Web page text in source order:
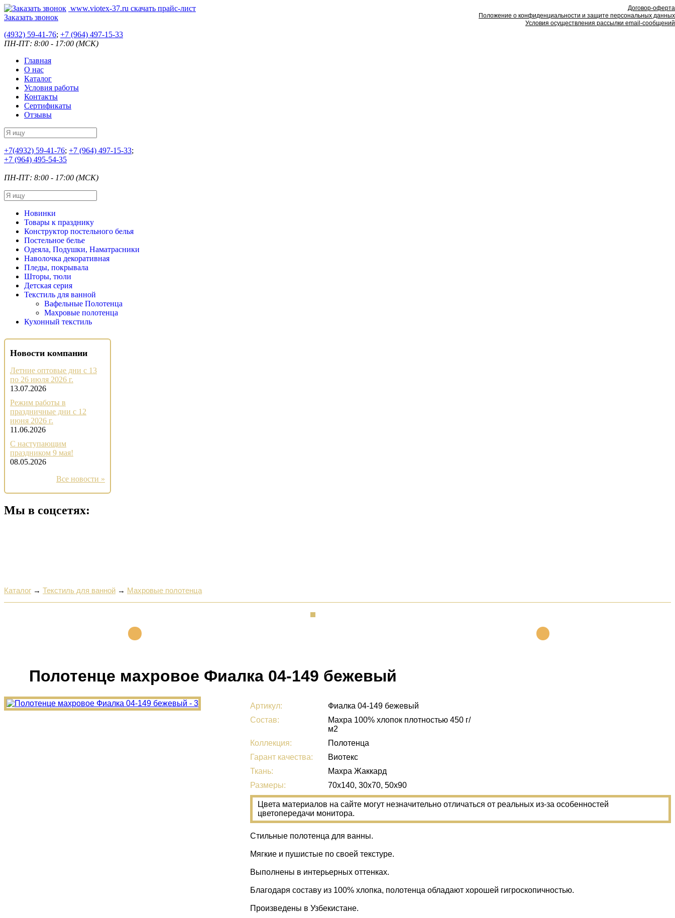
www.viotex-37.ru скачать прайс-лист
Заказать звонок
(4932) 59-41-76; +7 (964) 497-15-33
ПН-ПТ: 8:00 - 17:00 (МСК)
Главная
О нас
Каталог
Условия работы
Контакты
Сертификаты
Отзывы
+7(4932) 59-41-76; +7 (964) 497-15-33;
+7 (964) 495-54-35
ПН-ПТ: 8:00 - 17:00 (МСК)
Новинки
Товары к празднику
Конструктор постельного белья
Постельное белье
Одеяла, Подушки, Наматрасники
Наволочка декоративная
Пледы, покрывала
Шторы, тюли
Детская серия
Текстиль для ванной
Вафельные Полотенца
Махровые полотенца
Кухонный текстиль
Новости компании
Летние оптовые дни с 13
по 26 июля 2026 г.
13.07.2026
Режим работы в
праздничные дни с 12
июня 2026 г.
11.06.2026
С наступающим
праздником 9 мая!
08.05.2026
Все новости »
Мы в соцсетях:
Каталог → Текстиль для ванной → Махровые полотенца
Полотенце махровое Фиалка 04-149 бежевый
Артикул:
Фиалка 04-149 бежевый
Состав:
Махра 100% хлопок плотностью 450 г/
м2
Коллекция:
Полотенца
Гарант качества:
Виотекс
Ткань:
Махра Жаккард
Размеры:
70х140, 30х70, 50x90
Цвета материалов на сайте могут незначительно отличаться от реальных из-за особенностей
цветопередачи монитора.
Стильные полотенца для ванны.
Мягкие и пушистые по своей текстуре.
Выполнены в интерьерных оттенках.
Благодаря составу из 100% хлопка, полотенца обладают хорошей гигроскопичностью.
Произведены в Узбекистане.
Договор-оферта
Положение о конфиденциальности и защите персональных данных
Условия осуществления рассылки email-сообщений